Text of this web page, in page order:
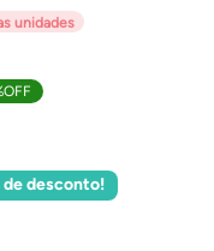
unidades
OFF
de desconto!